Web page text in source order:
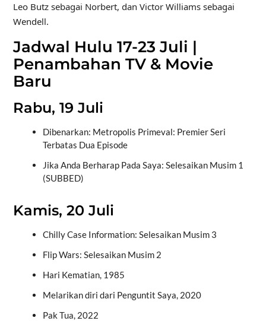
Leo Butz sebagai Norbert, dan Victor Williams sebagai
Wendell.
Jadwal Hulu 17-23 Juli |
Penambahan TV & Movie
Baru
Rabu, 19 Juli
Dibenarkan: Metropolis Primeval: Premier Seri
Terbatas Dua Episode
Jika Anda Berharap Pada Saya: Selesaikan Musim 1
(SUBBED)
Kamis, 20 Juli
Chilly Case Information: Selesaikan Musim 3
Flip Wars: Selesaikan Musim 2
Hari Kematian, 1985
Melarikan diri dari Penguntit Saya, 2020
Pak Tua, 2022